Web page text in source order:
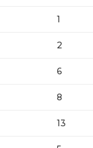
1
2
6
8
13